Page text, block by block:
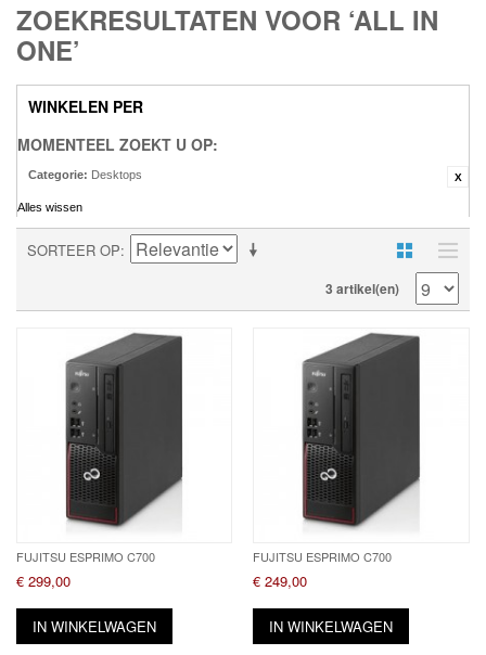
ZOEKRESULTATEN VOOR ‘ALL IN
ONE’
WINKELEN PER
MOMENTEEL ZOEKT U OP:
Categorie: Desktops
Alles wissen
SORTEER OP
3 artikel(en)
FUJITSU ESPRIMO C700
€ 299,00
IN WINKELWAGEN
FUJITSU ESPRIMO C700
€ 249,00
IN WINKELWAGEN